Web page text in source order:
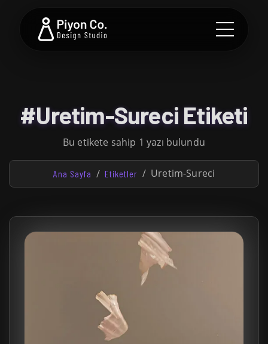
#Uretim-Sureci Etiketi
Bu etikete sahip 1 yazı bulundu
Ana Sayfa Etiketler Uretim-Sureci